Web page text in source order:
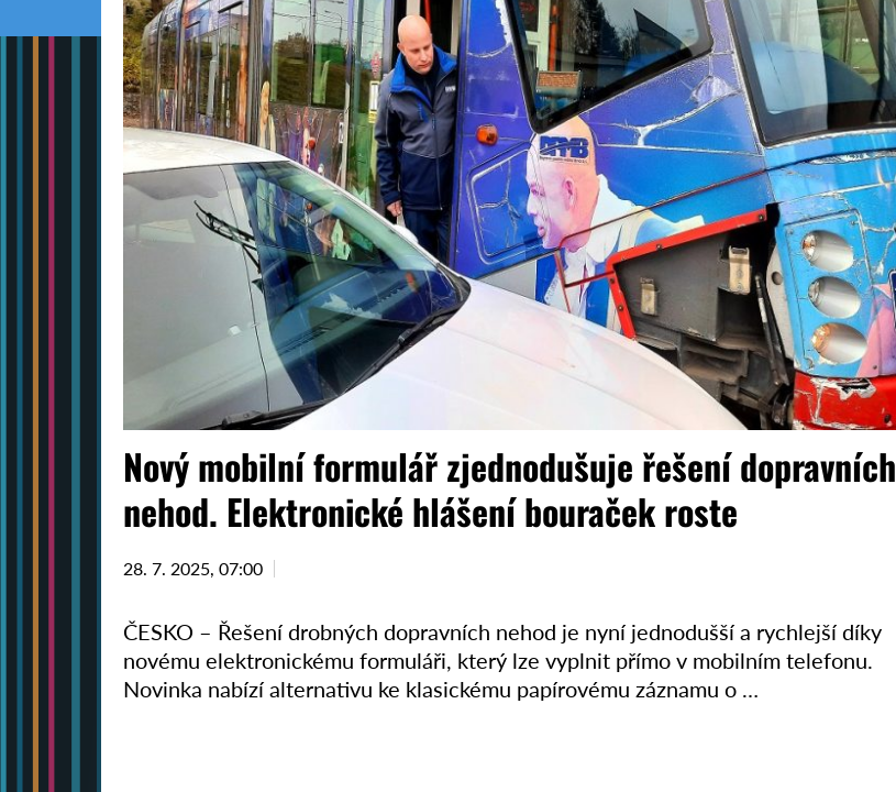
Nový mobilní formulář zjednodušuje řešení dopravních
nehod. Elektronické hlášení bouraček roste
28. 7. 2025, 07:00
ČESKO – Řešení drobných dopravních nehod je nyní jednodušší a rychlejší díky
novému elektronickému formuláři, který lze vyplnit přímo v mobilním telefonu.
Novinka nabízí alternativu ke klasickému papírovému záznamu o …